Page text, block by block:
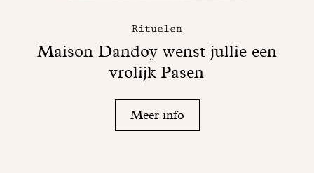
Rituelen
Maison Dandoy wenst jullie een
vrolijk Pasen
Meer info